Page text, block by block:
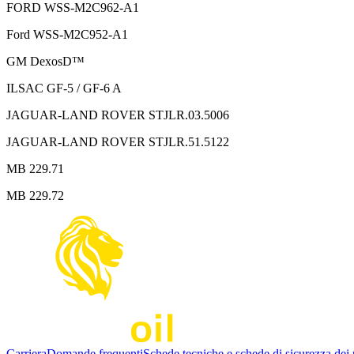
FORD WSS-M2C962-A1
Ford WSS-M2C952-A1
GM DexosD™
ILSAC GF-5 / GF-6 A
JAGUAR-LAND ROVER STJLR.03.5006
JAGUAR-LAND ROVER STJLR.51.5122
MB 229.71
MB 229.72